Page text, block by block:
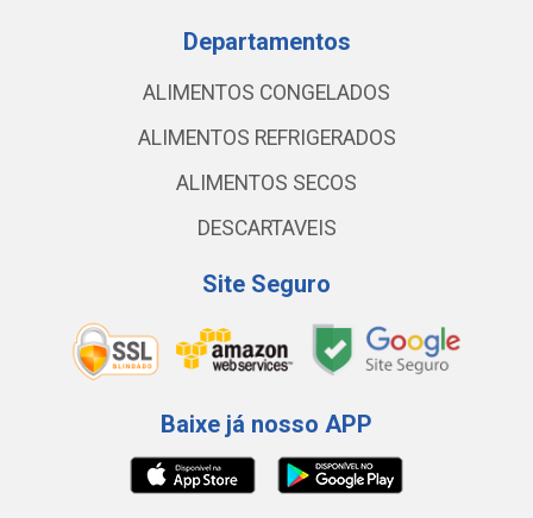
Departamentos
ALIMENTOS CONGELADOS
ALIMENTOS REFRIGERADOS
ALIMENTOS SECOS
DESCARTAVEIS
Site Seguro
Baixe já nosso APP